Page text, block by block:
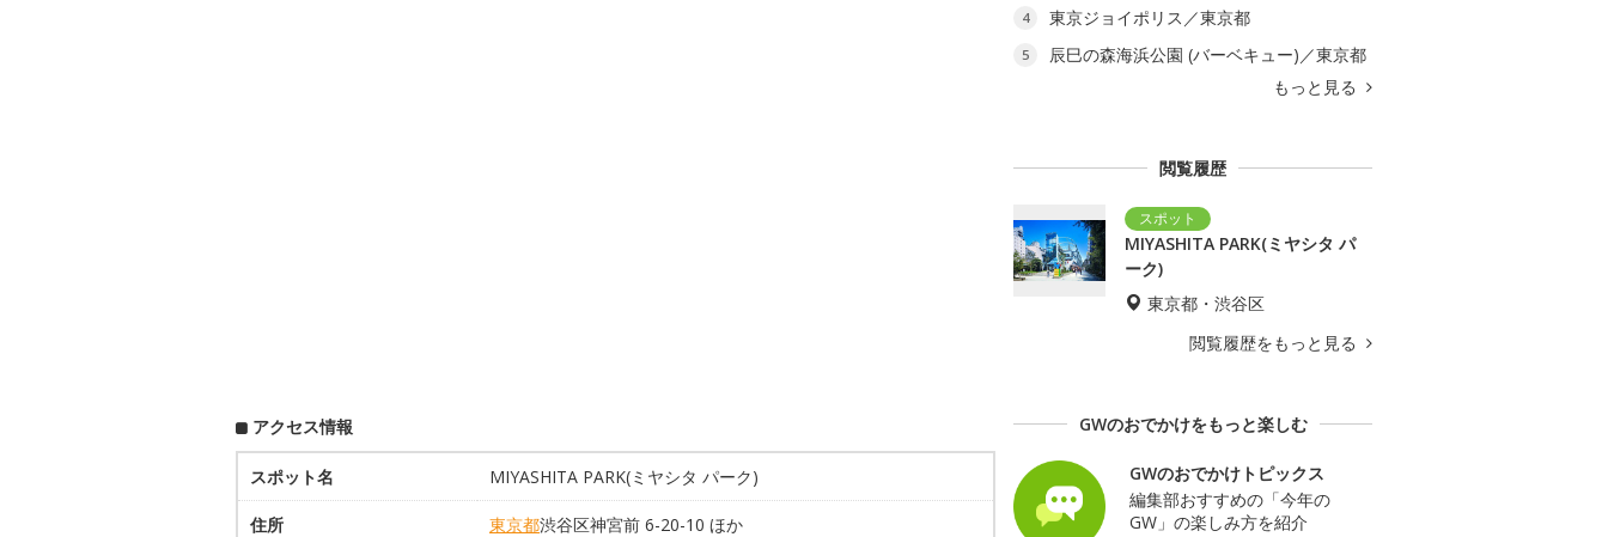
アクセス情報
スポット名 MIYASHITA PARK(ミヤシタ パーク)
住所 東京都渋谷区神宮前 6-20-10 ほか
4 東京ジョイポリス／東京都
5
辰巳の森海浜公園 (バーベキュー)／東京都
もっと見る
閲覧履歴
MIYASHITA PARK(ミヤシタ パ
ーク)
東京都・渋谷区
閲覧履歴をもっと見る
GWのおでかけをもっと楽しむ
GWのおでかけトピックス
編集部おすすめの「今年の
GW」の楽しみ方を紹介